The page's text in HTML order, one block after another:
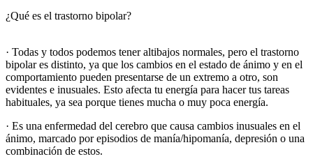
¿Qué es el trastorno bipolar?
· Todas y todos podemos tener altibajos normales, pero el trastorno
bipolar es distinto, ya que los cambios en el estado de ánimo y en el
comportamiento pueden presentarse de un extremo a otro, son
evidentes e inusuales. Esto afecta tu energía para hacer tus tareas
habituales, ya sea porque tienes mucha o muy poca energía.
· Es una enfermedad del cerebro que causa cambios inusuales en el
ánimo, marcado por episodios de manía/hipomanía, depresión o una
combinación de estos.